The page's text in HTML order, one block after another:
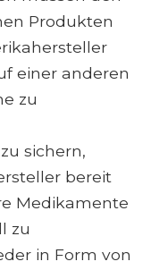
Produkten
einer anderen
zu
sichern,
bereit
Medikamente
zu
in Form von